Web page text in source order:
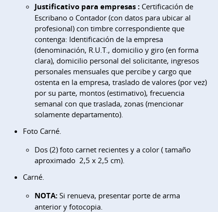
Justificativo para empresas :Certificación de
Escribano o Contador (con datos para ubicar al
profesional) con timbre correspondiente que
contenga: Identificación de la empresa
(denominación, R.U.T., domicilio y giro (en forma
clara), domicilio personal del solicitante, ingresos
personales mensuales que percibe y cargo que
ostenta en la empresa, traslado de valores (por vez)
por su parte, montos (estimativo), frecuencia
semanal con que traslada, zonas (mencionar
solamente departamento).
Foto Carné.
Dos (2) foto carnet recientes y a color ( tamaño
aproximado 2,5 x 2,5 cm).
Carné.
NOTA: Si renueva, presentar porte de arma
anterior y fotocopia.